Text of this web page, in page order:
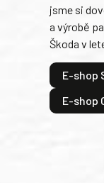
jsme si
a výrobě
Škoda v
E-shop
E-shop